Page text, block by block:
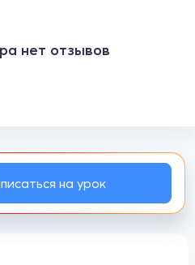
нет отзывов
на урок